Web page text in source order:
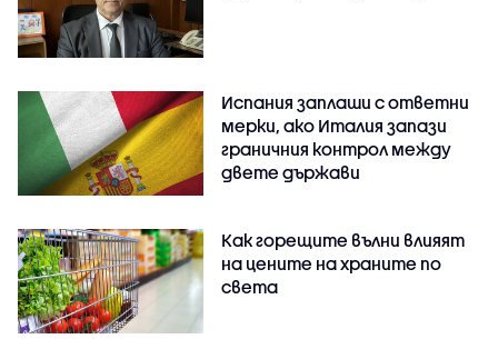
Испания заплаши с ответни
мерки, ако Италия запази
граничния контрол между
двете държави
Как горещите вълни влияят
на цените на храните по
света